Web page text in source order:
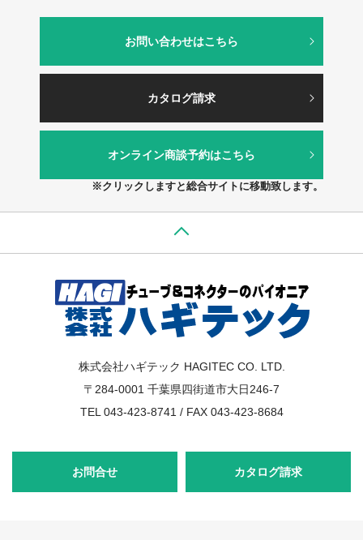
お問い合わせはこちら
カタログ請求
オンライン商談予約はこちら
※クリックしますと総合サイトに移動致します。
株式会社ハギテック HAGITEC CO. LTD.
〒284-0001 千葉県四街道市大日246-7
TEL 043-423-8741 / FAX 043-423-8684
お問合せ カタログ請求